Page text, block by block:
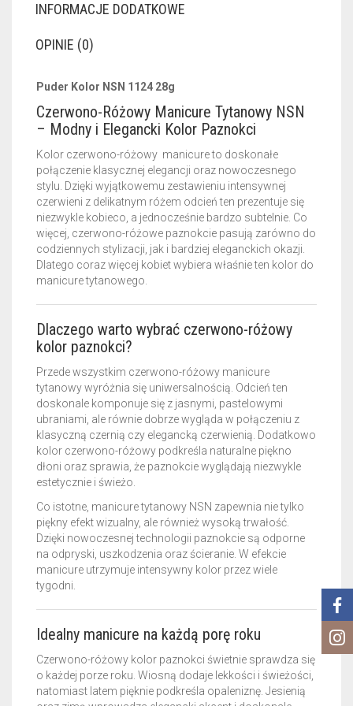
INFORMACJE DODATKOWE
OPINIE (0)
Puder Kolor NSN 1124 28g
Czerwono-Różowy Manicure Tytanowy NSN
– Modny i Elegancki Kolor Paznokci
Kolor czerwono-różowy manicure to doskonałe
połączenie klasycznej elegancji oraz nowoczesnego
stylu. Dzięki wyjątkowemu zestawieniu intensywnej
czerwieni z delikatnym różem odcień ten prezentuje się
niezwykle kobieco, a jednocześnie bardzo subtelnie. Co
więcej, czerwono-różowe paznokcie pasują zarówno do
codziennych stylizacji, jak i bardziej eleganckich okazji.
Dlatego coraz więcej kobiet wybiera właśnie ten kolor do
manicure tytanowego.
Dlaczego warto wybrać czerwono-różowy
kolor paznokci?
Przede wszystkim czerwono-różowy manicure
tytanowy wyróżnia się uniwersalnością. Odcień ten
doskonale komponuje się z jasnymi, pastelowymi
ubraniami, ale równie dobrze wygląda w połączeniu z
klasyczną czernią czy elegancką czerwienią. Dodatkowo
kolor czerwono-różowy podkreśla naturalne piękno
dłoni oraz sprawia, że paznokcie wyglądają niezwykle
estetycznie i świeżo.
Co istotne, manicure tytanowy NSN zapewnia nie tylko
piękny efekt wizualny, ale również wysoką trwałość.
Dzięki nowoczesnej technologii paznokcie są odporne
na odpryski, uszkodzenia oraz ścieranie. W efekcie
manicure utrzymuje intensywny kolor przez wiele
tygodni.
Idealny manicure na każdą porę roku
Czerwono-różowy kolor paznokci świetnie sprawdza się
o każdej porze roku. Wiosną dodaje lekkości i świeżości,
natomiast latem pięknie podkreśla opaleniznę. Jesienią